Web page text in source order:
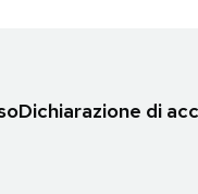
Dichiarazione di